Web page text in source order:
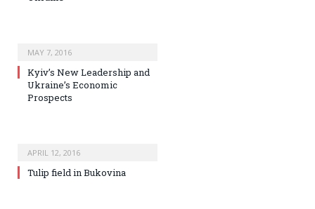
MAY 7, 2016
Kyiv’s New Leadership and
Ukraine’s Economic
Prospects
APRIL 12, 2016
Tulip field in Bukovina